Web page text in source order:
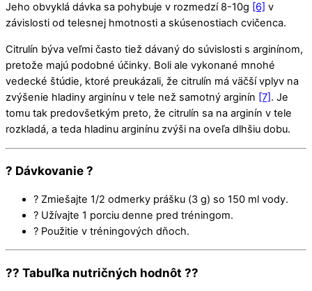
Jeho obvyklá dávka sa pohybuje v rozmedzí 8-10g
[6] v
závislosti od telesnej hmotnosti a skúsenostiach cvičenca.
Citrulín býva veľmi často tiež dávaný do súvislosti s arginínom,
pretože majú podobné účinky. Boli ale vykonané mnohé
vedecké štúdie, ktoré preukázali, že citrulín má väčší vplyv na
zvýšenie hladiny arginínu v tele než samotný arginín [7]. Je
tomu tak predovšetkým preto, že citrulín sa na arginín v tele
rozkladá, a teda hladinu arginínu zvýši na oveľa dlhšiu dobu.
? Dávkovanie ?
? Zmiešajte 1/2 odmerky prášku (3 g) so 150 ml vody.
? Užívajte 1 porciu denne pred tréningom.
? Použitie v tréningových dňoch.
?? Tabuľka nutričných hodnôt ??